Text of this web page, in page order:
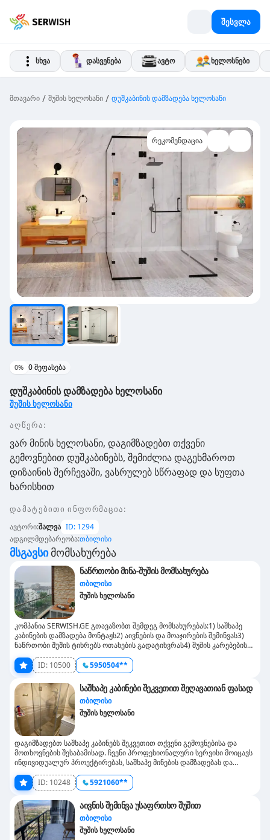
შესვლა
სხვა დასვენება ავტო ხელოსნები
მთავარი / შუშის ხელოსანი / დუშკაბინის დამზადება ხელოსანი
რეკომენდაცია
0% 0შეფასება
დუშკაბინის დამზადება ხელოსანი
შუშის ხელოსანი
აღწერა:
ვარ მინის ხელოსანი, დაგიმზადებთ თქვენი
გემოვნებით დუშკაბინებს, შემიძლია დაგეხმაროთ
დიზაინის შერჩევაში, ვასრულებ სწრაფად და სუფთა
ხარისხით
დამატებითი ინფორმაცია:
ავტორი:შალვა ID: 1294
ადგილმდებარეობა:თბილისი
Მსგავსი Მომსახურება
ნაწრთობი მინა-შუშის მომსახურება
თბილისი
შუშის ხელოსანი
კომპანია SERWISH.GE გთავაზობთ შემდეგ მომსახურებას:1) საშხაპე
კაბინების დამზადება მონტაჟს2) აივნების და მოაჯირების შემინვას3)
ნაწრთობი შუშის ტიხრებს ოთახების გადატიხვრას4) შუშის კარებების
ნაწრთობ მინა-შუშას ეხება ხარისხის გარანტიით დაგვიკავშირდით.....
ID: 10500 5950504**
საშხაპე კაბინები შეკვეთით შეღავათიან ფასად
თბილისი
შუშის ხელოსანი
დაგიმზადებთ საშხაპე კაბინებს შეკვეთით თქვენი გემოვნებისა და
მოთხოვნების შესაბამისად. ჩვენი პროფესიონალური სერვისი მოიცავს
ინდივიდუალურ პროექტირებას, საშხაპე მინების დამზადებას და
დიზაინი.ხარისხიანი ნაწრთობი მინა უსაფრთხოებისა და
გამძლეობისთვის.საუკეთესო ფასები ბაზარზე.თუ თქვენ გჭირდებათ
საშხაპე კაბინების შეკვეთით დამზადება თბილისში ან მის ფარგლებს
გარეთ, დაგვიკავშირდით და მიიღეთ სანდო მომსახურება.
ID: 10248 5921060**
აივნის შემინვა უსაფრთხო შუშით
თბილისი
შუშის ხელოსანი